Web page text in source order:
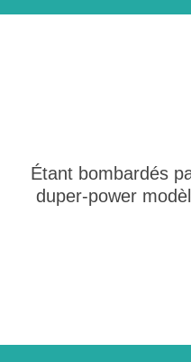
Étant bombardés
duper-power